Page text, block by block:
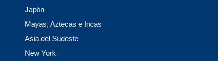
Japón
Mayas, Aztecas e Incas
Asia del Sudeste
New York